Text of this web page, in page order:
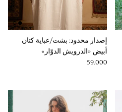
إصدار محدود: بشت/عباية كتان
أبيض «الدرويش الدوّار»
Regular price
59.000